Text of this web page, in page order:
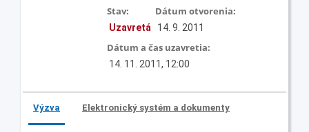
Stav:
Uzavretá
Dátum otvorenia:
14. 9. 2011
Dátum a čas uzavretia:
14. 11. 2011, 12:00
Výzva Elektronický systém a dokumenty